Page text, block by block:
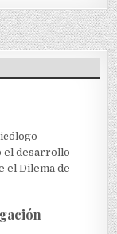
el desarrollo
el Dilema de